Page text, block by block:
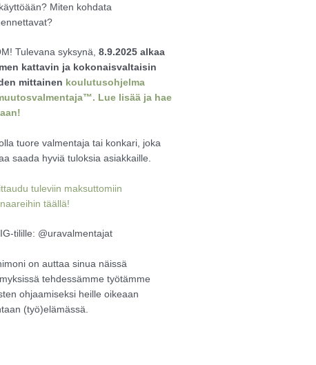
Miten kohdata
Tulevana syksynä,8.9.2025 alkaa
kattavin ja kokonaisvaltaisin
mittainen koulutusohjelma
Lue lisää ja hae
tuore valmentaja tai konkari, joka
saada hyviä tuloksia asiakkaille.
tuleviin maksuttomiin
täällä!
tilille: @uravalmentajat
on auttaa sinua näissä
tehdessämme työtämme
ohjaamiseksi heille oikeaan
(työ)elämässä.